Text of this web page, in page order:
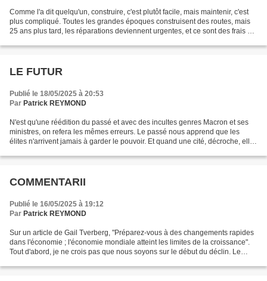
Comme l'a dit quelqu'un, construire, c'est plutôt facile, mais maintenir, c'est
plus compliqué. Toutes les grandes époques construisent des routes, mais
25 ans plus tard, les réparations deviennent urgentes, et ce sont des frais de
LE FUTUR
Publié le 18/05/2025 à 20:53
Par Patrick REYMOND
N'est qu'une réédition du passé et avec des incultes genres Macron et ses
ministres, on refera les mêmes erreurs. Le passé nous apprend que les
élites n'arrivent jamais à garder le pouvoir. Et quand une cité, décroche, elle
COMMENTARII
Publié le 16/05/2025 à 19:12
Par Patrick REYMOND
Sur un article de Gail Tverberg, "Préparez-vous à des changements rapides
dans l'économie ; l'économie mondiale atteint les limites de la croissance".
Tout d'abord, je ne crois pas que nous soyons sur le début du déclin. Le